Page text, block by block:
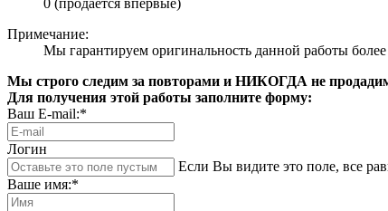
0 (продается впервые)
Примечание:
Мы гарантируем оригинальность данной работы
Мы строго следим за повторами и НИКОГДА не продадим
Для получения этой работы заполните форму:
Ваш E-mail:*
Логин
Если Вы видите это поле, все
Ваше имя:*